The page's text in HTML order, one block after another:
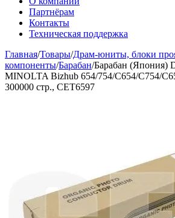
Партнёрам
Контакты
Техническая поддержка
Главная/Товары/Драм-юниты, блоки
компоненты/Барабан/Барабан (Япония)
MINOLTA Bizhub 654/754/C654/C754/
300000 стр., CET6597